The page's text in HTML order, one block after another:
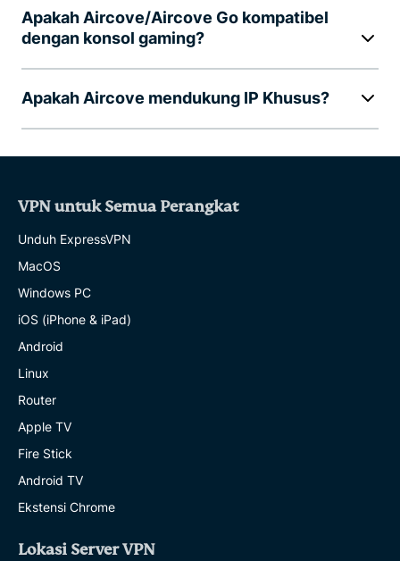
Apakah Aircove/Aircove Go kompatibel
dengan konsol gaming?
Apakah Aircove mendukung IP Khusus?
VPN untuk Semua Perangkat
Unduh ExpressVPN
MacOS
Windows PC
iOS (iPhone & iPad)
Android
Linux
Router
Apple TV
Fire Stick
Android TV
Ekstensi Chrome
Lokasi Server VPN